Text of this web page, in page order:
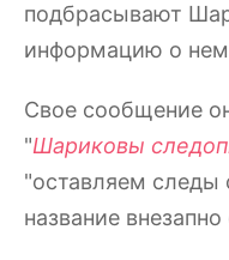
подбрасывают
информацию о
Свое сообщение
"Шариковы
"оставляем
название